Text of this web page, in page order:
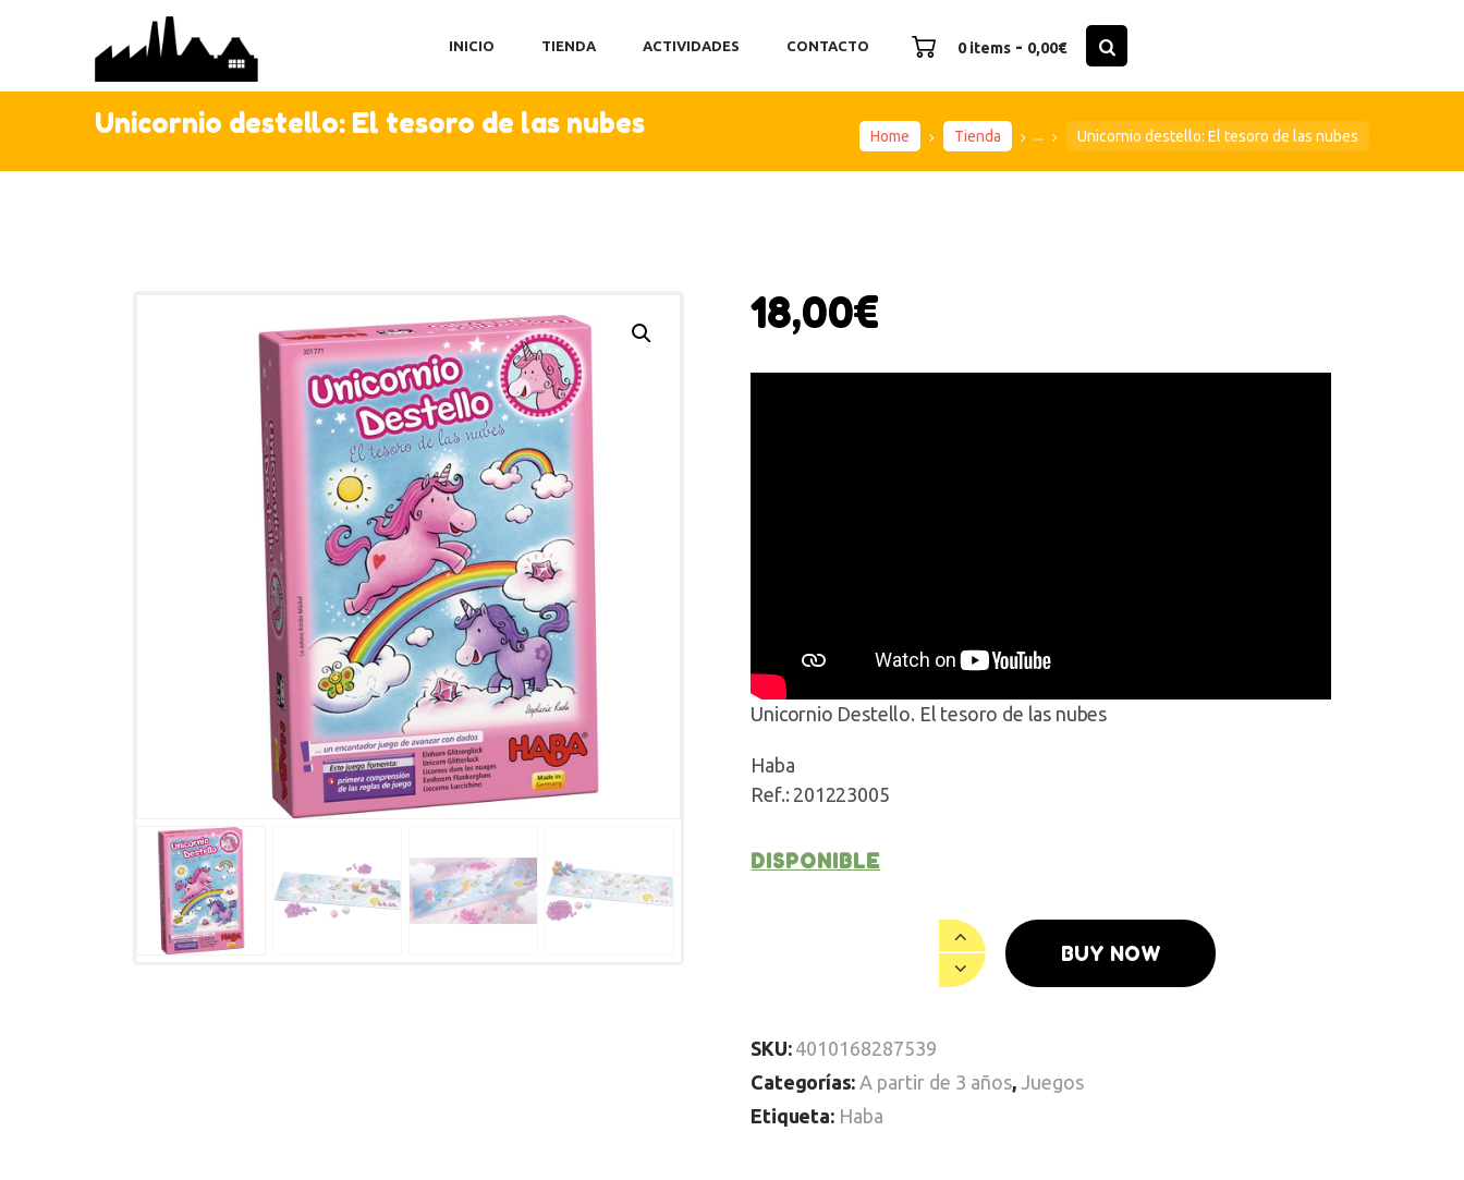
INICIO TIENDA ACTIVIDADES CONTACTO 0 items - 0,00€
Unicornio destello: El tesoro de las nubes Home Tienda ... Unicornio destello: El tesoro de las nubes
TIENDA
ACTIVIDADES
CONTACTO
18,00€
Unicornio Destello. El tesoro de las nubes
Haba
Ref.: 201223005
DISPONIBLE
BUY NOW
SKU: 4010168287539
Categorías:A partir de 3 años, Juegos
Etiqueta: Haba